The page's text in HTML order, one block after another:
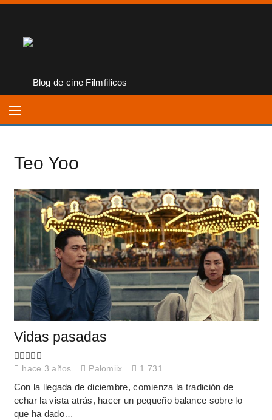
Teo Yoo
Vidas pasadas
hace 3 años Palomiix 1.731
Con la llegada de diciembre, comienza la tradición de
echar la vista atrás, hacer un pequeño balance sobre lo
que ha dado…